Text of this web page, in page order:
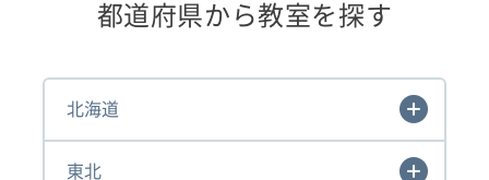
都道府県から教室を探す
北海道
東北